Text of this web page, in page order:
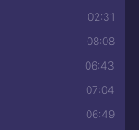
02:31
08:08
06:43
07:04
06:49